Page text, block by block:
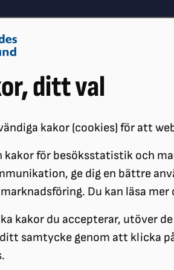
ditt val
kakor (cookies) för att
kakor för besöksstatistik och
ge dig en bättre
Du kan läsa mer
kakor du accepterar, utöver
samtycke genom att klicka
Påverkansarbete
VALET 2026: DET HÄR VILL SRF
Vad
Eftersom